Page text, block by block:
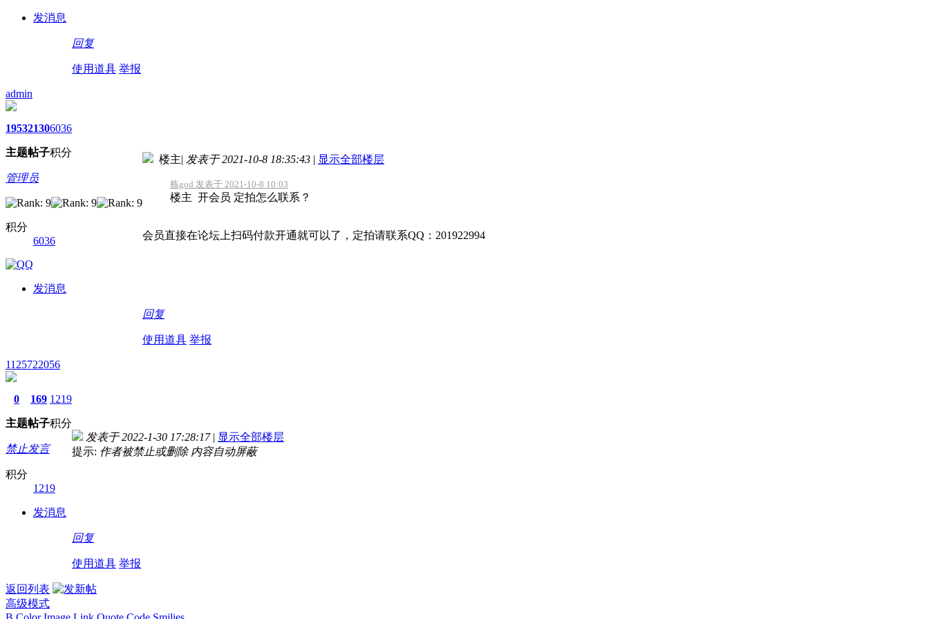
发消息
回复
使用道具 举报
admin
1953
主题
2130
帖子
6036
积分
管理员
积分
6036
发消息
楼主| 发表于 2021-10-8 18:35:43 | 显示全部楼层
栋god 发表于 2021-10-8 10:03
楼主 开会员 定拍怎么联系？
会员直接在论坛上扫码付款开通就可以了，定拍请联系QQ：201922994
回复
使用道具 举报
1125722056
0
主题
169
帖子
1219
积分
禁止发言
积分
1219
发消息
发表于 2022-1-30 17:28:17 | 显示全部楼层
提示: 作者被禁止或删除 内容自动屏蔽
回复
使用道具 举报
返回列表
高级模式